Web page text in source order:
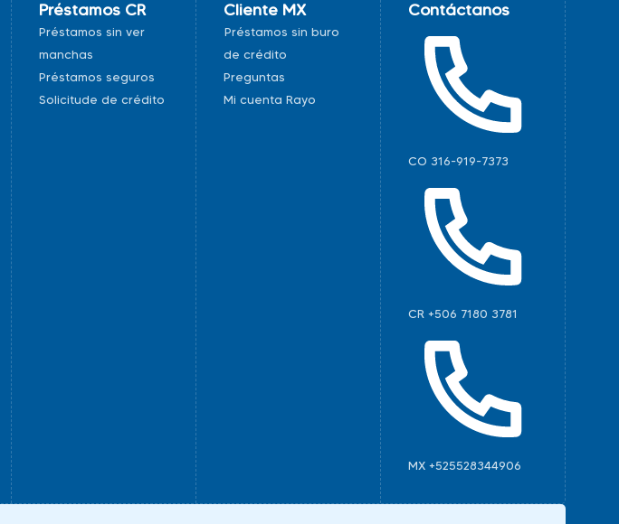
Préstamos CR
Préstamos sin ver
manchas
Préstamos seguros
Solicitude de crédito
Cliente MX
Préstamos sin buro
de crédito
Preguntas
Mi cuenta Rayo
Contáctanos
CO 316-919-7373
CR +506 7180 3781
MX +525528344906